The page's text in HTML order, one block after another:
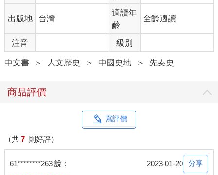
出版地 台灣
適讀年
齡
全齡適讀
注音 級別
中文書 ＞ 人文歷史 ＞ 中國史地 ＞ 先秦史
商品評價
寫評價
（共 7 則好評）
61********263 說： 2023-01-20 分享